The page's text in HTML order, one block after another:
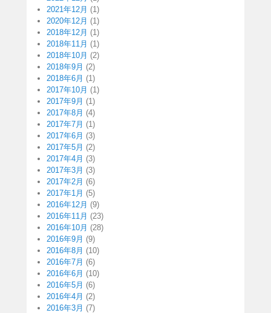
2021年12月 (1)
2020年12月 (1)
2018年12月 (1)
2018年11月 (1)
2018年10月 (2)
2018年9月 (2)
2018年6月 (1)
2017年10月 (1)
2017年9月 (1)
2017年8月 (4)
2017年7月 (1)
2017年6月 (3)
2017年5月 (2)
2017年4月 (3)
2017年3月 (3)
2017年2月 (6)
2017年1月 (5)
2016年12月 (9)
2016年11月 (23)
2016年10月 (28)
2016年9月 (9)
2016年8月 (10)
2016年7月 (6)
2016年6月 (10)
2016年5月 (6)
2016年4月 (2)
2016年3月 (7)